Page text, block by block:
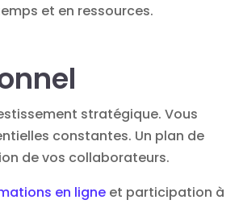
et en ressources.
stratégique. Vous
constantes. Un plan de
de vos collaborateurs.
en ligne et participation à